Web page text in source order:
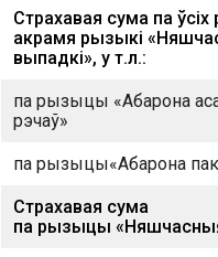
Страхавая сума па
акрамя рызыкі
выпадкі», у т.л.:
па рызыцы «Абарона
рэчаў»
па рызыцы«Абарона
Страхавая сума
па рызыцы